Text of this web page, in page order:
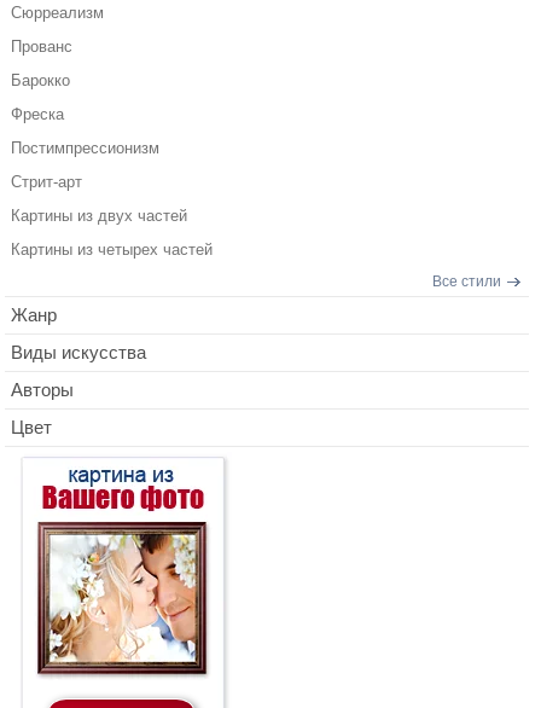
Сюрреализм
Прованс
Барокко
Фреска
Постимпрессионизм
Стрит-арт
Картины из двух частей
Картины из четырех частей
Все стили
Жанр
Виды искусства
Авторы
Цвет